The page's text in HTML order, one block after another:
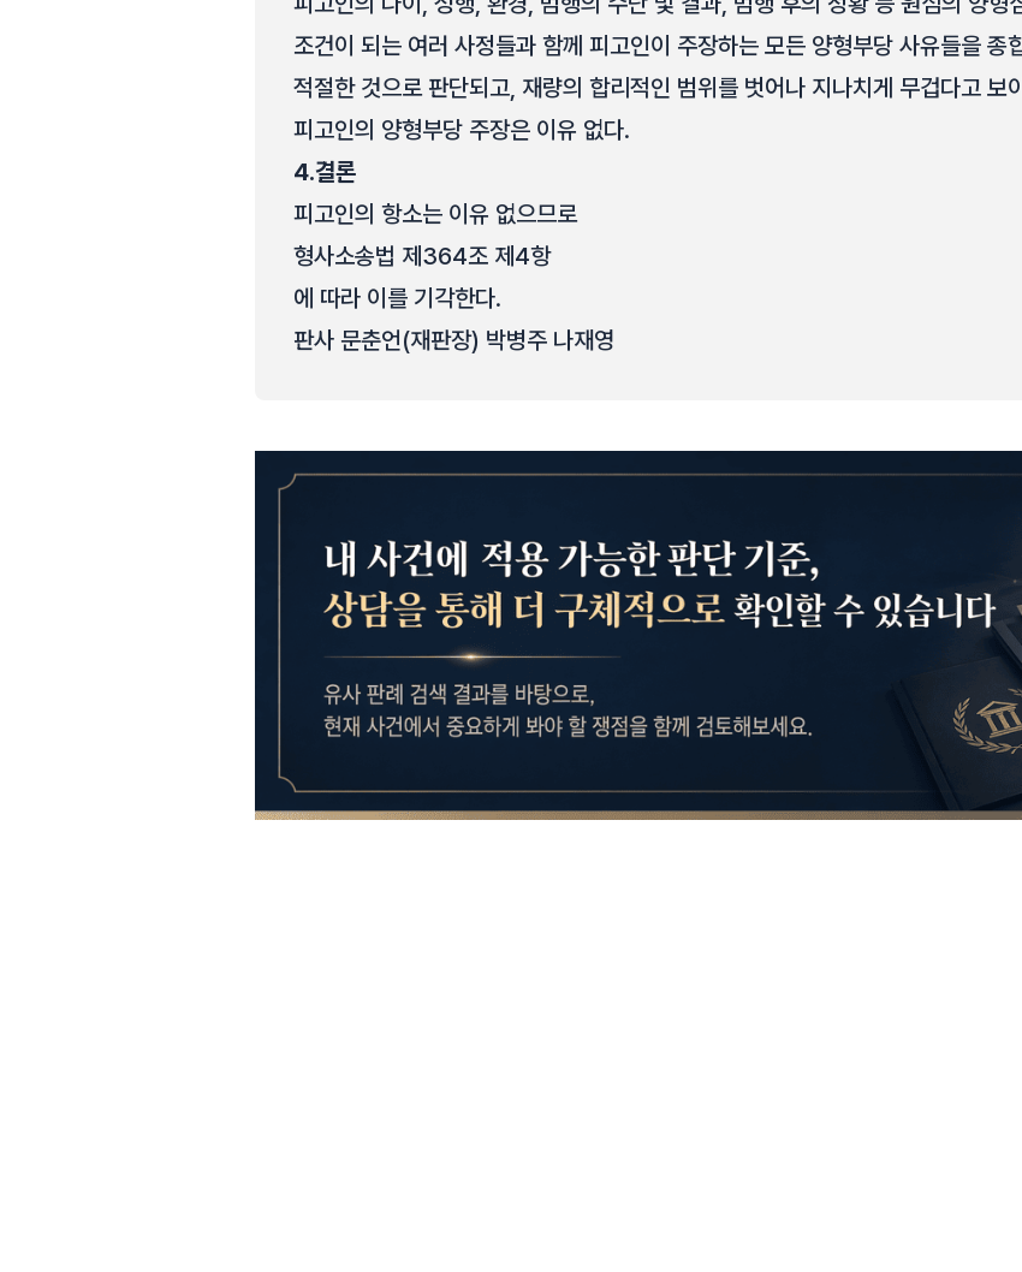
조건이 되는 여러 사정들과 함께 피고인이 주장하는 모든 양형부당 사유들을 종
적절한 것으로 판단되고, 재량의 합리적인 범위를 벗어나 지나치게 무겁다고 보
피고인의 양형부당 주장은 이유 없다.
4.결론
피고인의 항소는 이유 없으므로
형사소송법 제364조 제4항
에 따라 이를 기각한다.
판사 문춘언(재판장) 박병주 나재영